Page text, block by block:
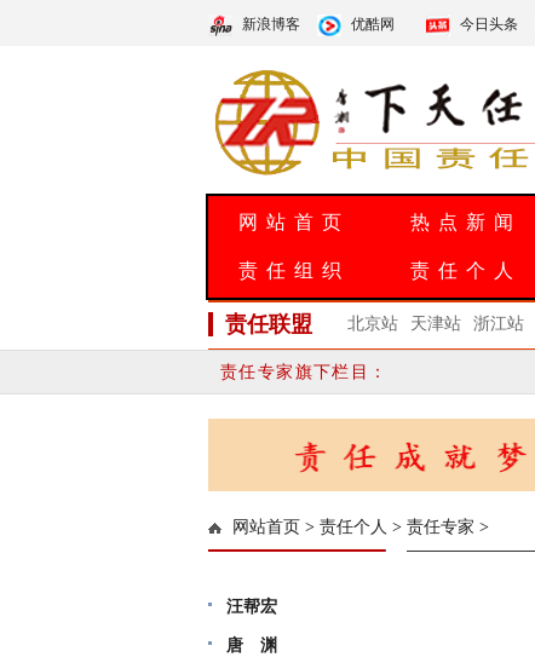
新浪博客 优酷网 今日头条
网站首页 热点新闻
责任组织 责任个人
责任联盟 北京站 天津站 浙江站
责任专家旗下栏目：
网站首页 > 责任个人 > 责任专家 >
汪帮宏
唐 渊